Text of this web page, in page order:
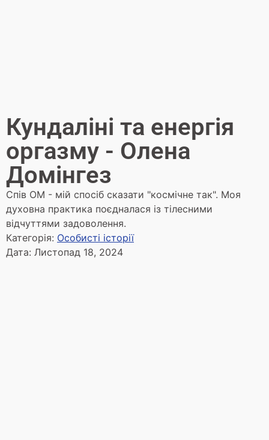
Кундаліні та енергія
оргазму - Олена
Домінгез
Спів ОМ - мій спосіб сказати "космічне так". Моя
духовна практика поєдналася із тілесними
відчуттями задоволення.
Категорія: Особисті історії
Дата: Листопад 18, 2024